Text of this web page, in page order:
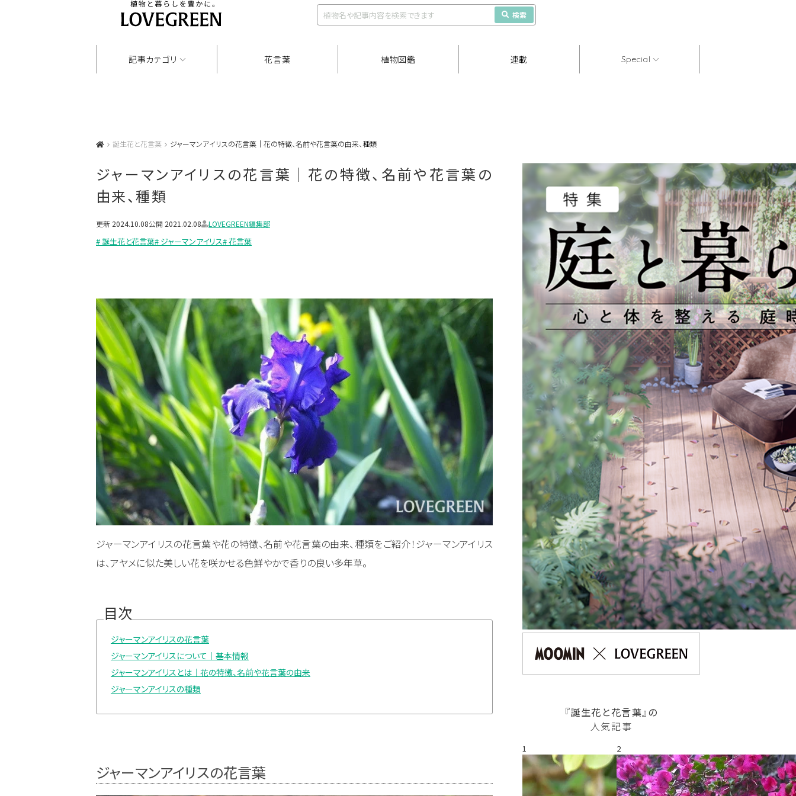
検索
記事カテゴリ 花言葉 植物図鑑 連載 Special
誕生花と花言葉 ジャーマンアイリスの花言葉｜花の特徴、名前や花言葉の由来、種類
ジャーマンアイリスの花言葉｜花の特徴、名前や花言葉の
由来、種類
更新 2024.10.08公開 2021.02.08 LOVEGREEN編集部
# 誕生花と花言葉# ジャーマンアイリス# 花言葉
ジャーマンアイリスの花言葉や花の特徴、名前や花言葉の由来、種類をご紹介！ジャーマンアイリス
は、アヤメに似た美しい花を咲かせる色鮮やかで香りの良い多年草。
目次
ジャーマンアイリスの花言葉
ジャーマンアイリスについて｜基本情報
ジャーマンアイリスとは｜花の特徴、名前や花言葉の由来
ジャーマンアイリスの種類
ジャーマンアイリスの花言葉
『誕生花と花言葉』の
人気記事
1 2